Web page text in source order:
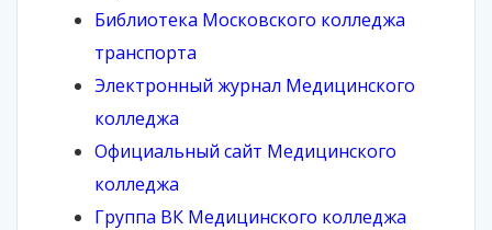
Библиотека Московского колледжа
транспорта
Электронный журнал Медицинского
колледжа
Официальный сайт Медицинского
колледжа
Группа ВК Медицинского колледжа